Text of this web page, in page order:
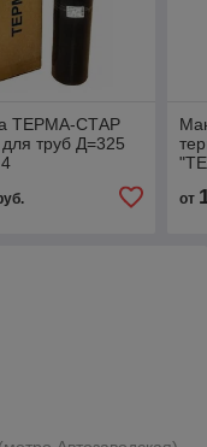
ТЕРМА-СТАР
труб Д=325
от